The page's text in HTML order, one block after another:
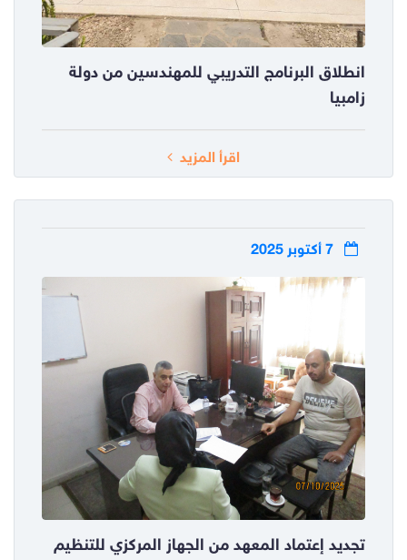
انطلاق البرنامج التدريبي للمهندسين من دولة
زامبيا
اقرأ المزيد
تجديد إعتماد المعهد من الجهاز المركزي للتنظيم